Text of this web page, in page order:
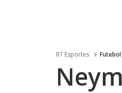
R7 Esportes Futebol